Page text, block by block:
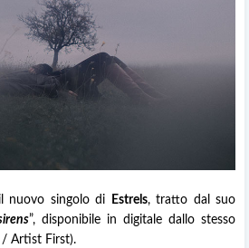
nuovo singolo di Estrels, tratto dal suo
”, disponibile in digitale dallo stesso
/ Artist First).